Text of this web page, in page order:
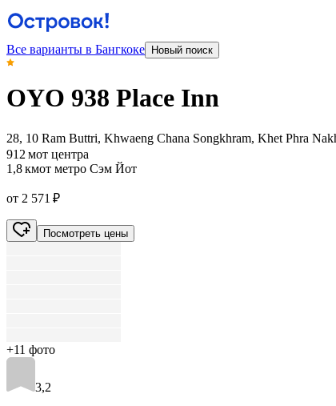
Все варианты в Бангкоке Новый поиск
OYO 938 Place Inn
28, 10 Ram Buttri, Khwaeng Chana Songkhram, Khet Phra
912 мот центра
1,8 кмот метро Сэм Йот
от 2 571 ₽
Посмотреть цены
+11 фото
3,2